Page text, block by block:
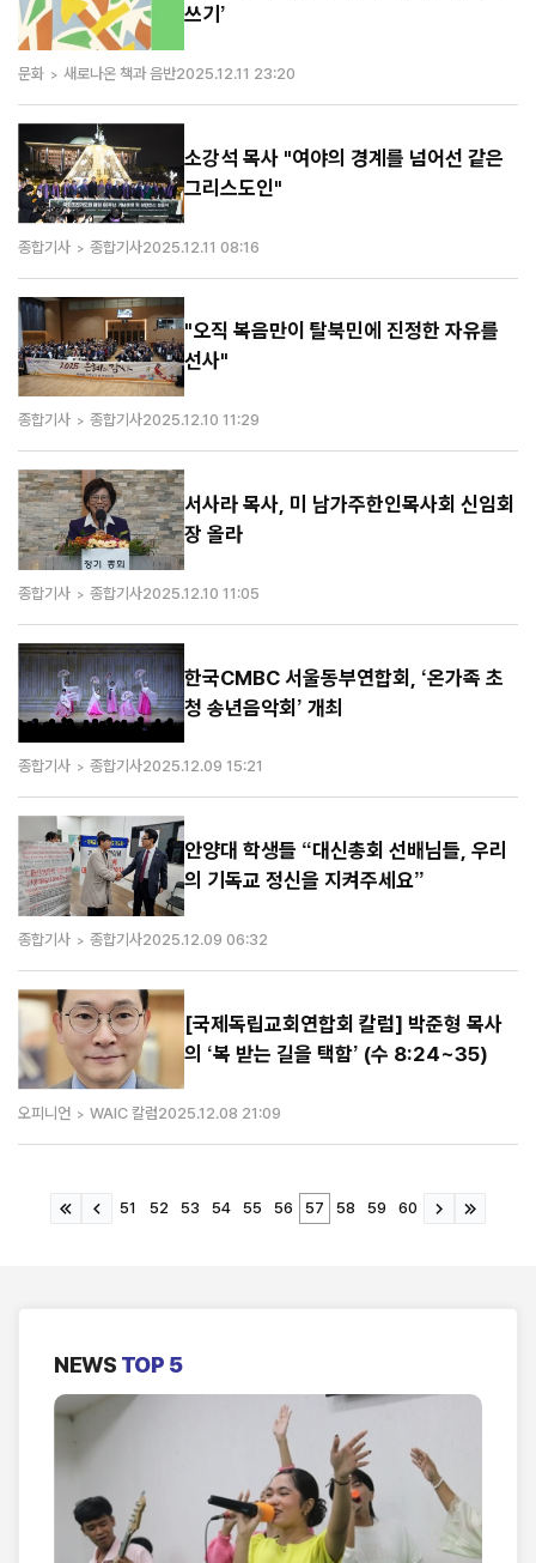
쓰기’
문화 새로나온 책과 음반2025.12.11 23:20
소강석 목사 "여야의 경계를 넘어선 같은
그리스도인"
종합기사 종합기사2025.12.11 08:16
"오직 복음만이 탈북민에 진정한 자유를
선사"
종합기사 종합기사2025.12.10 11:29
서사라 목사, 미 남가주한인목사회 신임회
장 올라
종합기사 종합기사2025.12.10 11:05
한국CMBC 서울동부연합회, ‘온가족 초
청 송년음악회’ 개최
종합기사 종합기사2025.12.09 15:21
안양대 학생들 “대신총회 선배님들, 우리
의 기독교 정신을 지켜주세요”
종합기사 종합기사2025.12.09 06:32
[국제독립교회연합회 칼럼] 박준형 목사
의 ‘복 받는 길을 택함’ (수 8:24~35)
오피니언 WAIC 칼럼2025.12.08 21:09
51 52 53 54 55 56 57 58 59 60
NEWS TOP 5